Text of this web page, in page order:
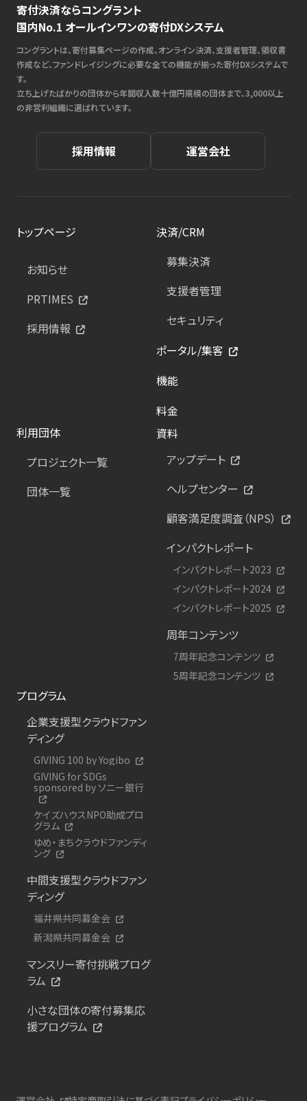
寄付決済ならコングラント
国内No.1 オールインワンの寄付DXシステム
コングラントは、寄付募集ページの作成、オンライン決済、支援者管理、領収書
作成など、ファンドレイジングに必要な全ての機能が揃った寄付DXシステムで
す。
立ち上げたばかりの団体から年間収入数十億円規模の団体まで、3,000以上
の非営利組織に選ばれています。
採用情報 運営会社
トップページ
お知らせ
PRTIMES
採用情報
決済/CRM
募集決済
支援者管理
セキュリティ
ポータル/集客
機能
料金
利用団体
プロジェクト一覧
団体一覧
資料
アップデート
ヘルプセンター
顧客満足度調査（NPS）
インパクトレポート
インパクトレポート2023
インパクトレポート2024
インパクトレポート2025
周年コンテンツ
7周年記念コンテンツ
5周年記念コンテンツ
プログラム
企業支援型クラウドファン
ディング
GIVING 100 by Yogibo
GIVING for SDGs
sponsored by ソニー銀行
ケイズハウスNPO助成プロ
グラム
ゆめ・まちクラウドファンディ
ング
中間支援型クラウドファン
ディング
福井県共同募金会
新潟県共同募金会
マンスリー寄付挑戦プログ
ラム
小さな団体の寄付募集応
援プログラム